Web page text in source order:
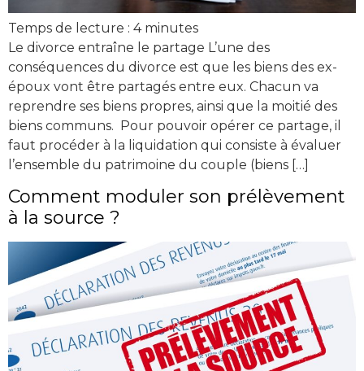
Temps de lecture : 4 minutes
Le divorce entraîne le partage L’une des
conséquences du divorce est que les biens des ex-
époux vont être partagés entre eux. Chacun va
reprendre ses biens propres, ainsi que la moitié des
biens communs. Pour pouvoir opérer ce partage, il
faut procéder à la liquidation qui consiste à évaluer
l’ensemble du patrimoine du couple (biens […]
Comment moduler son prélèvement
à la source ?